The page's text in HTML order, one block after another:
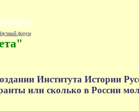
форум
Института Истории
или сколько в России